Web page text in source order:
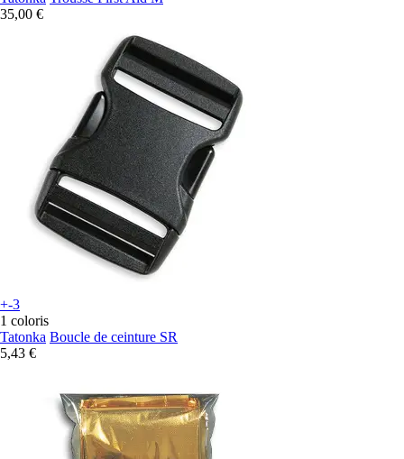
35,00 €
+-3
1 coloris
Tatonka Boucle de ceinture SR
5,43 €